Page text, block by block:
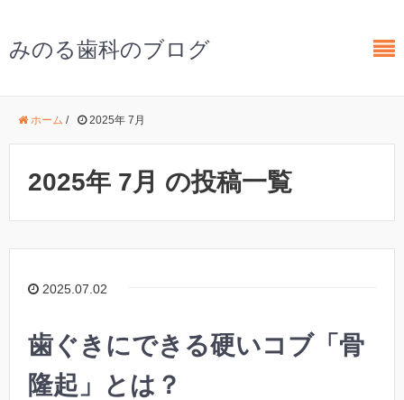
みのる歯科のブログ
ホーム / 2025年 7月
2025年 7月 の投稿一覧
2025.07.02
歯ぐきにできる硬いコブ「骨
隆起」とは？